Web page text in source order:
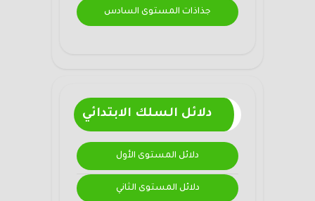
جذاذات المستوى السادس
دلائل السلك الابتدائي
دلائل المستوى الأول
دلائل المستوى الثاني